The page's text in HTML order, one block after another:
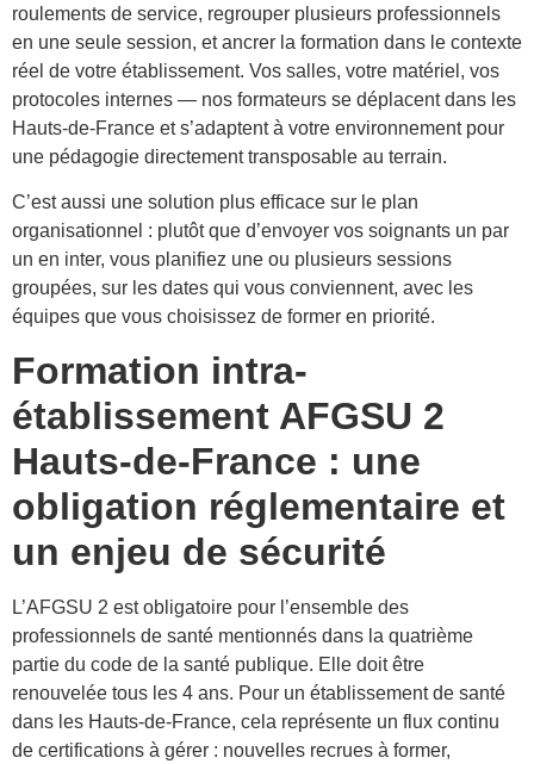
roulements de service, regrouper plusieurs professionnels
en une seule session, et ancrer la formation dans le contexte
réel de votre établissement. Vos salles, votre matériel, vos
protocoles internes — nos formateurs se déplacent dans les
Hauts-de-France et s’adaptent à votre environnement pour
une pédagogie directement transposable au terrain.
C’est aussi une solution plus efficace sur le plan
organisationnel : plutôt que d’envoyer vos soignants un par
un en inter, vous planifiez une ou plusieurs sessions
groupées, sur les dates qui vous conviennent, avec les
équipes que vous choisissez de former en priorité.
Formation intra-
établissement AFGSU 2
Hauts-de-France : une
obligation réglementaire et
un enjeu de sécurité
L’AFGSU 2 est obligatoire pour l’ensemble des
professionnels de santé mentionnés dans la quatrième
partie du code de la santé publique. Elle doit être
renouvelée tous les 4 ans. Pour un établissement de santé
dans les Hauts-de-France, cela représente un flux continu
de certifications à gérer : nouvelles recrues à former,